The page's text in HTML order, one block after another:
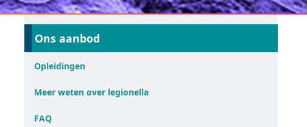
Ons aanbod
Opleidingen
Meer weten over legionella
FAQ